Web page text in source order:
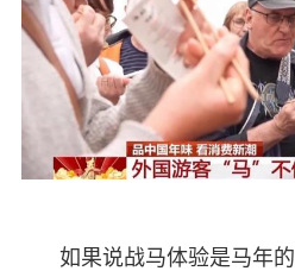
如果说战马体验是马年